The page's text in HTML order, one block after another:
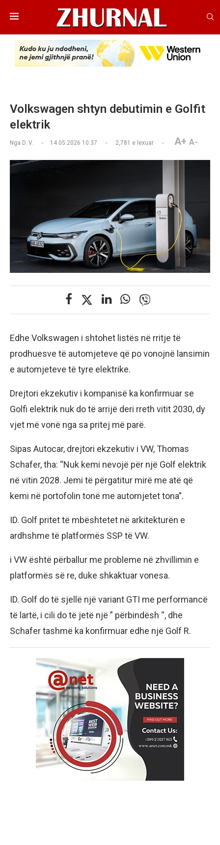
Volkswagen shtyn debutimin e Golfit
elektrik
Nga D. V. 14.05.2026 10:37 2,781 e lexuar A+ A-
Edhe Volkswagen i shtohet listës në rritje të
prodhuesve të automjeteve që po vonojnë lansimin
e automjeteve të tyre elektrike.
Drejtori ekzekutiv i kompanisë ka konfirmuar se
Golfi elektrik nuk do të arrijë deri rreth vitit 2030, dy
vjet më vonë nga sa pritej më parë.
Sipas Autocar, drejtori ekzekutiv i VW, Thomas
Schafer, tha: “Nuk kemi nevojë për një Golf elektrik
në vitin 2028. Jemi të përgatitur mirë me atë që
kemi në portofolin tonë me automjetet tona”.
ID. Golf pritet të mbështetet në arkitekturën e
ardhshme të platformës SSP të VW.
i VW është përballur me probleme në zhvillimin e
platformës së re, duke shkaktuar vonesa.
ID. Golf do të sjellë një variant GTI me performancë
të lartë, i cili do të jetë një ” përbindësh “, dhe
Schafer tashmë ka konfirmuar edhe një Golf R.